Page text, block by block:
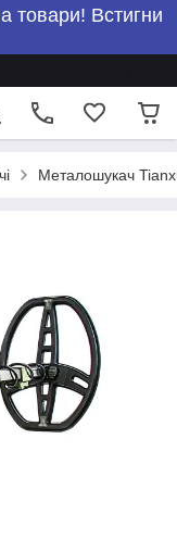
товари! Встигни
Металошукач